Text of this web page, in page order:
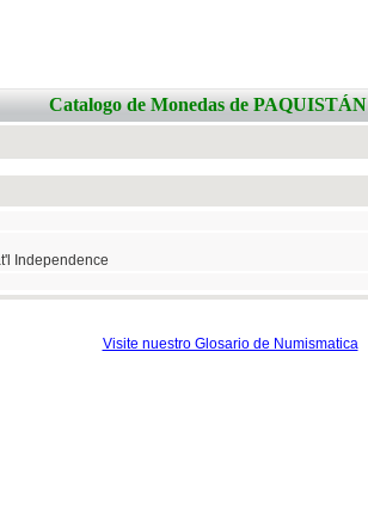
Catalogo de Monedas de PAQUISTÁN
Independence
Visite nuestro Glosario de Numismatica